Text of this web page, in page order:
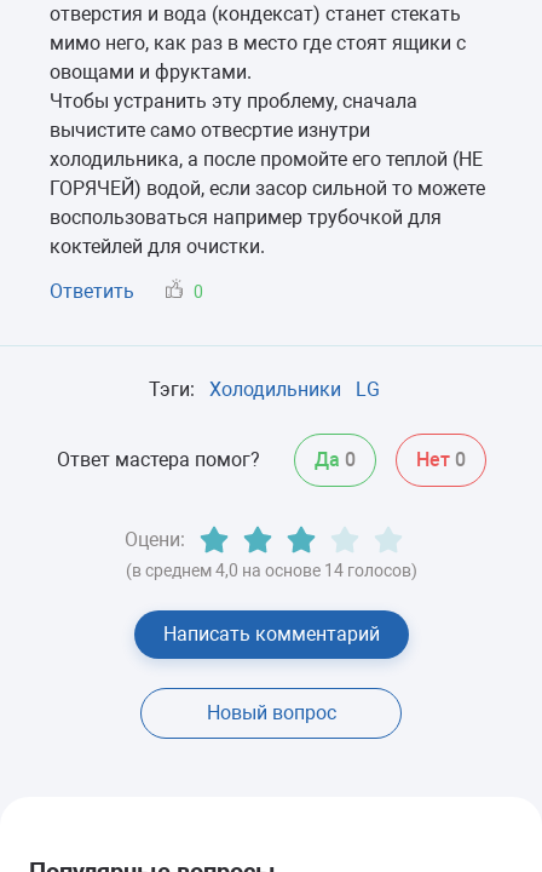
отверстия и вода (кондексат) станет стекать
мимо него, как раз в место где стоят ящики с
овощами и фруктами.
Чтобы устранить эту проблему, сначала
вычистите само отвесртие изнутри
холодильника, а после промойте его теплой (НЕ
ГОРЯЧЕЙ) водой, если засор сильной то можете
воспользоваться например трубочкой для
коктейлей для очистки.
Ответить
0
Тэги: Холодильники LG
Ответ мастера помог? Да 0 Нет 0
Оцени:
(в среднем 4,0 на основе 14 голосов)
Написать комментарий
Новый вопрос